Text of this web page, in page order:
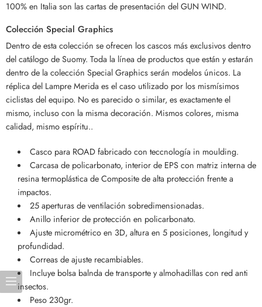
100% en Italia son las cartas de presentación del GUN WIND.
Colección Special Graphics
Dentro de esta colección se ofrecen los cascos más exclusivos dentro
del catálogo de Suomy. Toda la línea de productos que están y estarán
dentro de la colección Special Graphics serán modelos únicos. La
réplica del Lampre Merida es el caso utilizado por los mismísimos
ciclistas del equipo. No es parecido o similar, es exactamente el
mismo, incluso con la misma decoración. Mismos colores, misma
calidad, mismo espíritu..
Casco para ROAD fabricado con teccnología in moulding.
Carcasa de policarbonato, interior de EPS con matriz interna de
resina termoplástica de Composite de alta protección frente a
impactos.
25 aperturas de ventilación sobredimensionadas.
Anillo inferior de protección en policarbonato.
Ajuste micrométrico en 3D, altura en 5 posiciones, longitud y
profundidad.
Correas de ajuste recambiables.
Incluye bolsa balnda de transporte y almohadillas con red anti
insectos.
Peso 230gr.